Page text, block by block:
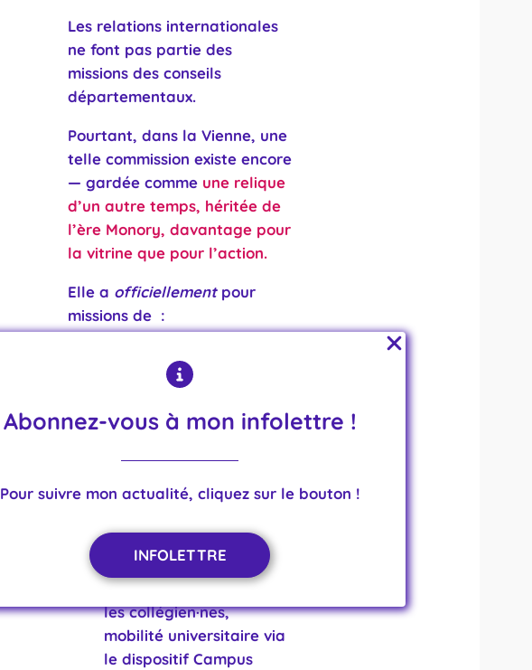
Abonnez-vous à mon infolettre !
Pour suivre mon actualité, cliquez sur le bouton !
INFOLETTRE
Les relations internationales
ne font pas partie des
missions des conseils
départementaux.
Pourtant, dans la Vienne, une
telle commission existe encore
— gardée comme une relique
d’un autre temps, héritée de
l’ère Monory, davantage pour
la vitrine que pour l’action.
Elle a officiellementpour
missions de :
coopération solidaire et
avec le Burkina Faso,
favoriser le
conscience européenne
et internationale
(échanges scolaires pour
les collégien·nes,
mobilité universitaire via
le dispositif Campus